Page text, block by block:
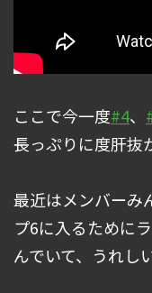
ここで今一度#4、
長っぷりに度肝抜
最近はメンバーみ
プ6に入るために
んでいて、うれし